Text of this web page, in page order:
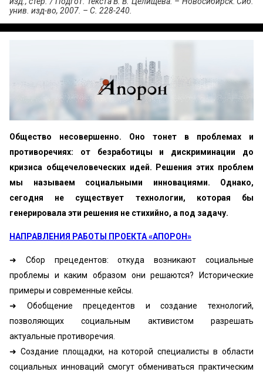
унив. изд-во, 2007. – С. 228-240.
Общество несовершенно. Оно тонет в проблемах и
противоречиях: от безработицы и дискриминации до
кризиса общечеловеческих идей. Решения этих проблем
мы называем социальными инновациями. Однако,
сегодня не существует технологии, которая бы
генерировала эти решения не стихийно, а под задачу.
НАПРАВЛЕНИЯ РАБОТЫ ПРОЕКТА «АПОРОН»
➜ Сбор прецедентов: откуда возникают социальные
проблемы и каким образом они решаются? Исторические
примеры и современные кейсы.
➜ Обобщение прецедентов и создание технологий,
позволяющих социальным активистом разрешать
актуальные противоречия.
➜ Создание площадки, на которой специалисты в области
социальных инноваций смогут обмениваться практическим